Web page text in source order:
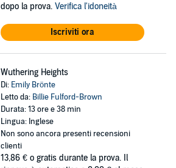
dopo la prova. Verifica l'idoneità
Iscriviti ora
Wuthering Heights
Di: Emily Brönte
Letto da: Billie Fulford-Brown
Durata: 13 ore e 38 min
Lingua: Inglese
Non sono ancora presenti recensioni
clienti
13,86 € o gratis durante la prova. Il